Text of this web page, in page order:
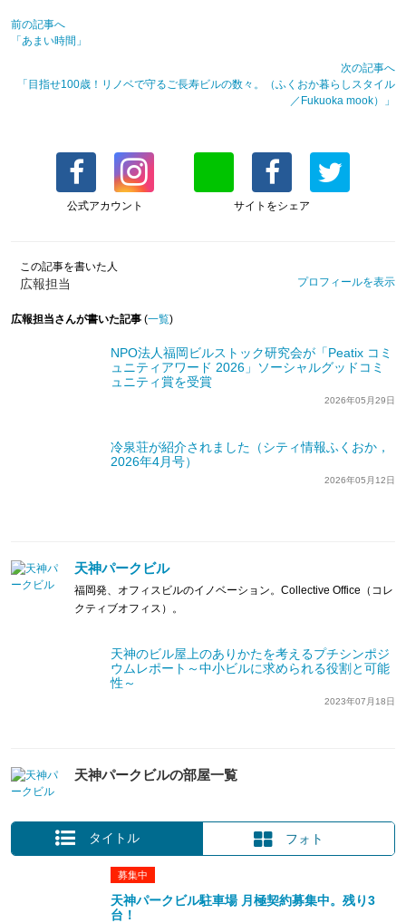
前の記事へ
「あまい時間」
次の記事へ
「目指せ100歳！リノベで守るご長寿ビルの数々。（ふくおか暮らしスタイル
／Fukuoka mook）」
公式アカウント サイトをシェア
この記事を書いた人
広報担当 プロフィールを表示
広報担当さんが書いた記事 (一覧)
NPO法人福岡ビルストック研究会が「Peatix コミ
ュニティアワード 2026」ソーシャルグッドコミ
ュニティ賞を受賞
2026年05月29日
冷泉荘が紹介されました（シティ情報ふくおか，
2026年4月号）
2026年05月12日
天神パークビル
福岡発、オフィスビルのイノベーション。Collective Office（コレ
クティブオフィス）。
天神のビル屋上のありかたを考えるプチシンポジ
ウムレポート～中小ビルに求められる役割と可能
性～
2023年07月18日
天神パークビルの部屋一覧
タイトル フォト
募集中
天神パークビル駐車場 月極契約募集中。残り3
台！